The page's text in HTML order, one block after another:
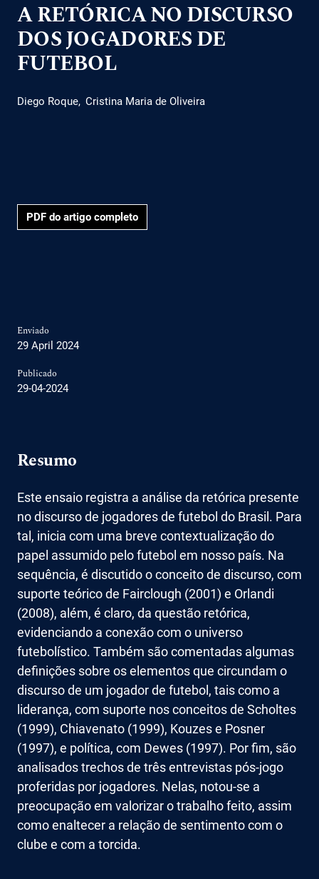
A RETÓRICA NO DISCURSO
DOS JOGADORES DE
FUTEBOL
Diego Roque Cristina Maria de Oliveira
PDF do artigo completo
Enviado
29 April 2024
Publicado
29-04-2024
Resumo
Este ensaio registra a análise da retórica presente
no discurso de jogadores de futebol do Brasil. Para
tal, inicia com uma breve contextualização do
papel assumido pelo futebol em nosso país. Na
sequência, é discutido o conceito de discurso, com
suporte teórico de Fairclough (2001) e Orlandi
(2008), além, é claro, da questão retórica,
evidenciando a conexão com o universo
futebolístico. Também são comentadas algumas
definições sobre os elementos que circundam o
discurso de um jogador de futebol, tais como a
liderança, com suporte nos conceitos de Scholtes
(1999), Chiavenato (1999), Kouzes e Posner
(1997), e política, com Dewes (1997). Por fim, são
analisados trechos de três entrevistas pós-jogo
proferidas por jogadores. Nelas, notou-se a
preocupação em valorizar o trabalho feito, assim
como enaltecer a relação de sentimento com o
clube e com a torcida.